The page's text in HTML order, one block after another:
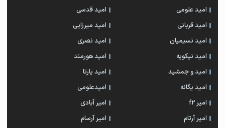
امید علومی
امید قدسی
امید قربانی
امید میرزایی
امید نسیمیان
امید نصری
امید نیکویه
امید هورمند
امید و جمشید
امید یارتا
امید یگانه
امیدعلومی
امیر f2
امیر آبادی
امیر آرتام
امیر آرسام